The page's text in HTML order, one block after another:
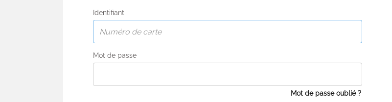
Identifiant
Mot de passe
Mot de passe oublié ?